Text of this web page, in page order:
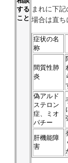
する
こと
まれに下
場合は直ち
症状の名
称
間質性肺
炎
偽アルド
ステロン
症、ミオ
パチー
肝機能障
害